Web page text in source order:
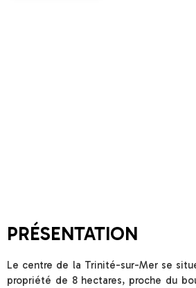
PRÉSENTATION
Le centre de la Trinité-sur-Mer se
propriété de 8 hectares, proche du